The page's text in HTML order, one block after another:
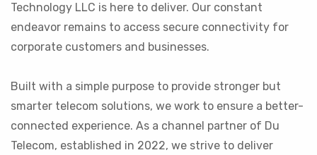
Technology LLC is here to deliver. Our constant
endeavor remains to access secure connectivity for
corporate customers and businesses.
Built with a simple purpose to provide stronger but
smarter telecom solutions, we work to ensure a better-
connected experience. As a channel partner of Du
Telecom, established in 2022, we strive to deliver